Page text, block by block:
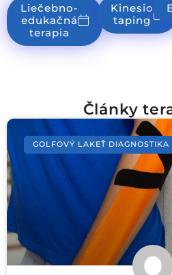
Liečebno-
edukačná
terapia
Kinesio
taping
Články
GOLFOVÝ LAKEŤ DIAGNOSTIKA